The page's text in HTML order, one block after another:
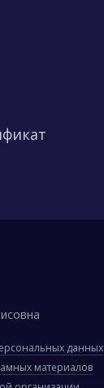
данных
материалов